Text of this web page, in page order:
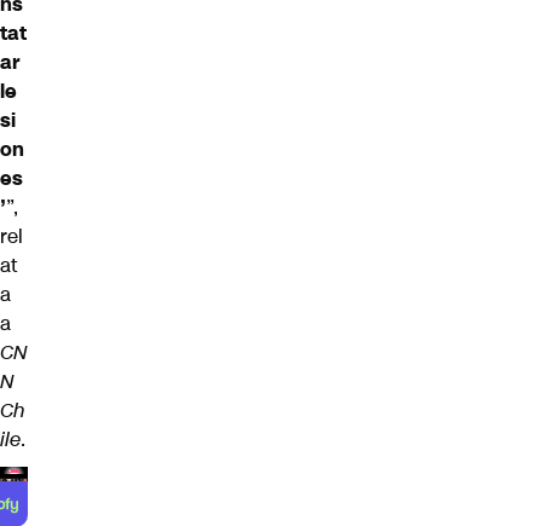
tat
ar
le
si
on
es
’”,
rel
at
a
a
CN
N
Ch
ile.